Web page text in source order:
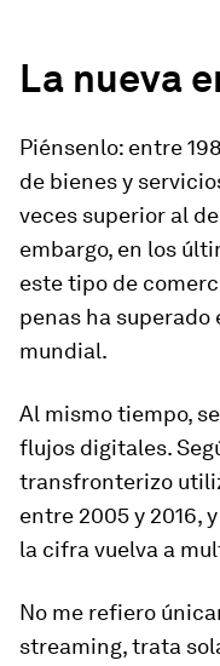
La nueva
Piénsenlo: entre
de bienes y
veces superior al
embargo, en los
este tipo de
penas ha
mundial.
Al mismo tiempo,
flujos digitales.
transfronterizo
entre 2005 y 2016,
la cifra vuelva a
No me refiero
streaming, trata